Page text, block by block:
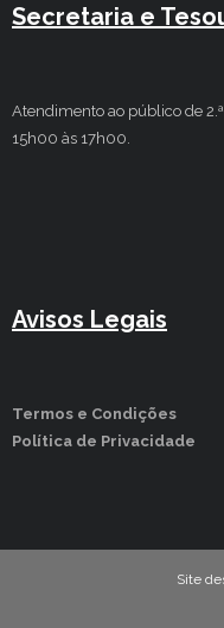
Secretaria e
Atendimento ao público de
15h00 às 17h00.
Avisos Legais
Termos e Condições
Política de Privacidade
Site